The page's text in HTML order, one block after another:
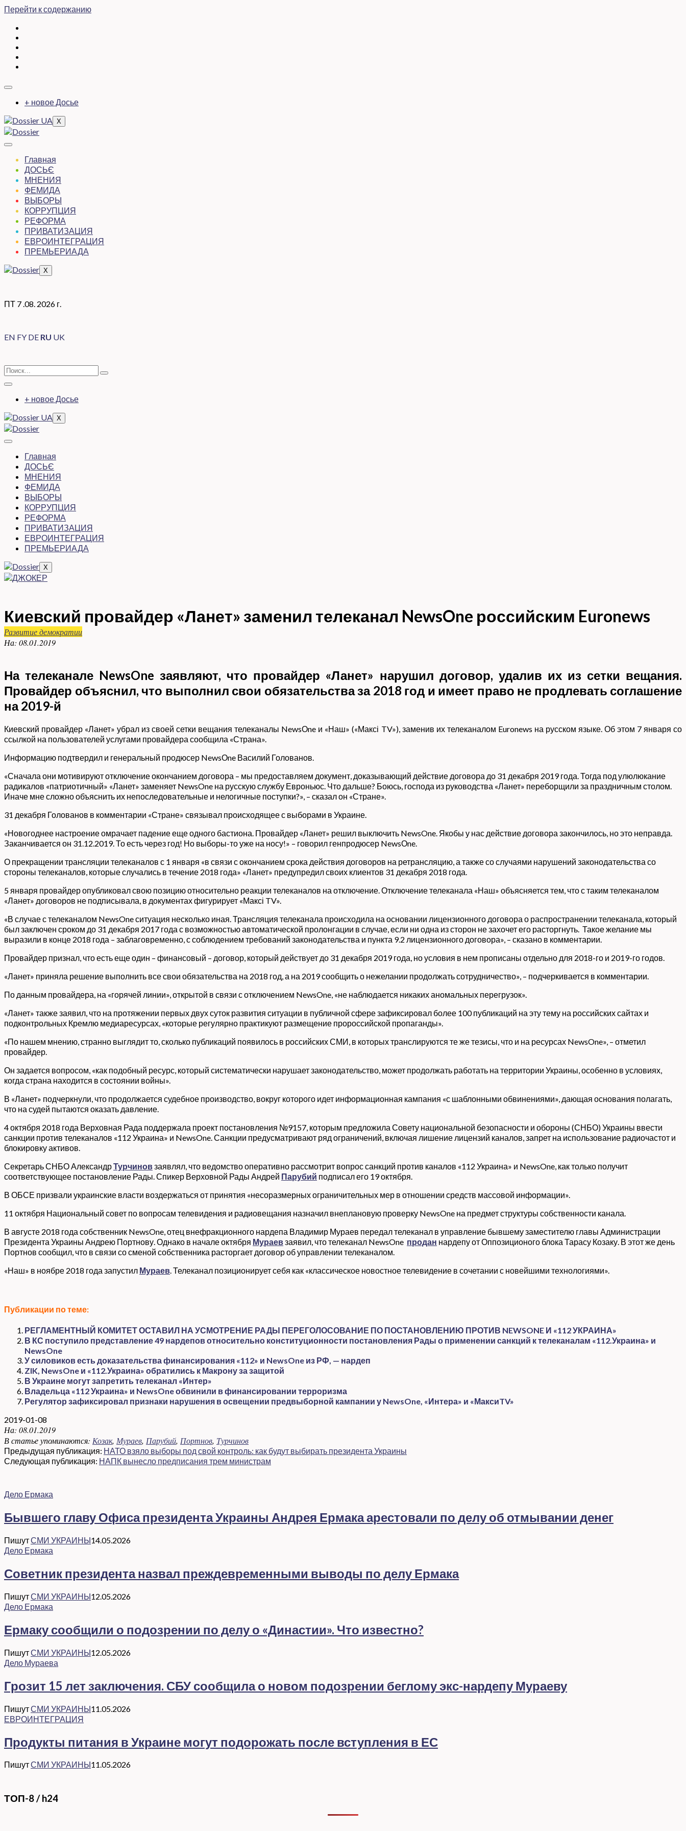
Перейти к содержанию
+ новое Досье
X
Главная
ДОСЬЄ
МНЕНИЯ
ФЕМИДА
ВЫБОРЫ
КОРРУПЦИЯ
РЕФОРМА
ПРИВАТИЗАЦИЯ
ЕВРОИНТЕГРАЦИЯ
ПРЕМЬЕРИАДА
X
ПТ 7 .08. 2026 г.
EN FY DE RU UK
+ новое Досье
X
Главная
ДОСЬЄ
МНЕНИЯ
ФЕМИДА
ВЫБОРЫ
КОРРУПЦИЯ
РЕФОРМА
ПРИВАТИЗАЦИЯ
ЕВРОИНТЕГРАЦИЯ
ПРЕМЬЕРИАДА
X
Киевский провайдер «Ланет» заменил телеканал NewsOne российским Euronews
Развитие демократии
На: 08.01.2019
На телеканале NewsOne заявляют, что провайдер «Ланет» нарушил договор, удалив их из сетки вещания.
Провайдер объяснил, что выполнил свои обязательства за 2018 год и имеет право не продлевать соглашение
на 2019-й
Киевский провайдер «Ланет» убрал из своей сетки вещания телеканалы NewsОne и «Наш» («Максі TV»), заменив их телеканалом Euronews на русском языке. Об этом 7 января со
ссылкой на пользователей услугами провайдера сообщила «Страна».
Информацию подтвердил и генеральный продюсер NewsОne Василий Голованов.
«Сначала они мотивируют отключение окончанием договора – мы предоставляем документ, доказывающий действие договора до 31 декабря 2019 года. Тогда под улюлюкание
радикалов «патриотичный» «Ланет» заменяет NewsOne на русскую службу Евроньюс. Что дальше? Боюсь, господа из руководства «Ланет» переборщили за праздничным столом.
Иначе мне сложно объяснить их непоследовательные и нелогичные поступки?», – сказал он «Стране».
31 декабря Голованов в комментарии «Стране» связывал происходящее с выборами в Украине.
«Новогоднее настроение омрачает падение еще одного бастиона. Провайдер «Ланет» решил выключить NewsOne. Якобы у нас действие договора закончилось, но это неправда.
Заканчивается он 31.12.2019. То есть через год! Но выборы-то уже на носу!» – говорил генпродюсер NewsОne.
О прекращении трансляции телеканалов с 1 января «в связи с окончанием срока действия договоров на ретрансляцию, а также со случаями нарушений законодательства со
стороны телеканалов, которые случались в течение 2018 года» «Ланет» предупредил своих клиентов 31 декабря 2018 года.
5 января провайдер опубликовал свою позицию относительно реакции телеканалов на отключение. Отключение телеканала «Наш» объясняется тем, что с таким телеканалом
«Ланет» договоров не подписывала, в документах фигурирует «Максі TV».
«В случае с телеканалом NewsOne ситуация несколько иная. Трансляция телеканала происходила на основании лицензионного договора о распространении телеканала, который
был заключен сроком до 31 декабря 2017 года с возможностью автоматической пролонгации в случае, если ни одна из сторон не захочет его расторгнуть. Такое желание мы
выразили в конце 2018 года – заблаговременно, с соблюдением требований законодательства и пункта 9.2 лицензионного договора», – сказано в комментарии.
Провайдер признал, что есть еще один – финансовый – договор, который действует до 31 декабря 2019 года, но условия в нем прописаны отдельно для 2018-го и 2019-го годов.
«Ланет» приняла решение выполнить все свои обязательства на 2018 год, а на 2019 сообщить о нежелании продолжать сотрудничество», – подчеркивается в комментарии.
По данным провайдера, на «горячей линии», открытой в связи с отключением NewsOne, «не наблюдается никаких аномальных перегрузок».
«Ланет» также заявил, что на протяжении первых двух суток развития ситуации в публичной сфере зафиксировал более 100 публикаций на эту тему на российских сайтах и
подконтрольных Кремлю медиаресурсах, «которые регулярно практикуют размещение пророссийской пропаганды».
«По нашем мнению, странно выглядит то, сколько публикаций появилось в российских СМИ, в которых транслируются те же тезисы, что и на ресурсах NewsOne», – отметил
провайдер.
Он задается вопросом, «как подобный ресурс, который систематически нарушает законодательство, может продолжать работать на территории Украины, особенно в условиях,
когда страна находится в состоянии войны».
В «Ланет» подчеркнули, что продолжается судебное производство, вокруг которого идет информационная кампания «с шаблонными обвинениями», дающая основания полагать,
что на судей пытаются оказать давление.
4 октября 2018 года Верховная Рада поддержала проект постановления №9157, которым предложила Совету национальной безопасности и обороны (СНБО) Украины ввести
санкции против телеканалов «112 Украина» и NewsOne. Санкции предусматривают ряд ограничений, включая лишение лицензий каналов, запрет на использование радиочастот и
блокировку активов.
Секретарь СНБО АлександрТурчиновзаявлял, что ведомство оперативно рассмотрит вопрос санкций против каналов «112 Украина» и NewsOne, как только получит
соответствующее постановление Рады. Спикер Верховной Рады Андрей Парубий подписал его 19 октября.
В ОБСЕ призвали украинские власти воздержаться от принятия «несоразмерных ограничительных мер в отношении средств массовой информации».
11 октября Национальный совет по вопросам телевидения и радиовещания назначил внеплановую проверку NewsOne на предмет структуры собственности канала.
В августе 2018 года собственник NewsOne, отец внефракционного нардепа Владимир Мураев передал телеканал в управление бывшему заместителю главы Администрации
Президента Украины Андрею Портнову. Однако в начале октября Мураевзаявил, что телеканал NewsOne продан нардепу от Оппозиционого блока Тарасу Козаку. В этот же день
Портнов сообщил, что в связи со сменой собственника расторгает договор об управлении телеканалом.
«Наш» в ноябре 2018 года запустил Мураев. Телеканал позиционирует себя как «классическое новостное телевидение в сочетании с новейшими технологиями».
Публикации по теме:
РЕГЛАМЕНТНЫЙ КОМИТЕТ ОСТАВИЛ НА УСМОТРЕНИЕ РАДЫ ПЕРЕГОЛОСОВАНИЕ ПО ПОСТАНОВЛЕНИЮ ПРОТИВ NEWSONE И «112 УКРАИНА»
В КС поступило представление 49 нардепов относительно конституционности постановления Рады о применении санкций к телеканалам «112.Украина» и
NewsOne
У силовиков есть доказательства финансирования «112» и NewsOne из РФ, — нардеп
ZIK, NewsOne и «112.Украина» обратились к Макрону за защитой
В Украине могут запретить телеканал «Интер»
Владельца «112 Украина» и NewsOne обвинили в финансировании терроризма
Регулятор зафиксировал признаки нарушения в освещении предвыборной кампании у NewsOne, «Интера» и «МаксиTV»
2019-01-08
На: 08.01.2019
В статье упоминаются: Козак, Мураев, Парубий, Портнов, Турчинов
Предыдущая публикация: НАТО взяло выборы под свой контроль: как будут выбирать президента Украины
Следующая публикация: НАПК вынесло предписания трем министрам
Дело Ермака
Бывшего главу Офиса президента Украины Андрея Ермака арестовали по делу об отмывании денег
ПишутСМИ УКРАИНЫ14.05.2026
Дело Ермака
Советник президента назвал преждевременными выводы по делу Ермака
ПишутСМИ УКРАИНЫ12.05.2026
Дело Ермака
Ермаку сообщили о подозрении по делу о «Династии». Что известно?
ПишутСМИ УКРАИНЫ12.05.2026
Дело Мураева
Грозит 15 лет заключения. СБУ сообщила о новом подозрении беглому экс-нардепу Мураеву
ПишутСМИ УКРАИНЫ11.05.2026
ЕВРОИНТЕГРАЦИЯ
Продукты питания в Украине могут подорожать после вступления в ЕС
ПишутСМИ УКРАИНЫ11.05.2026
ТОП-8 / h24